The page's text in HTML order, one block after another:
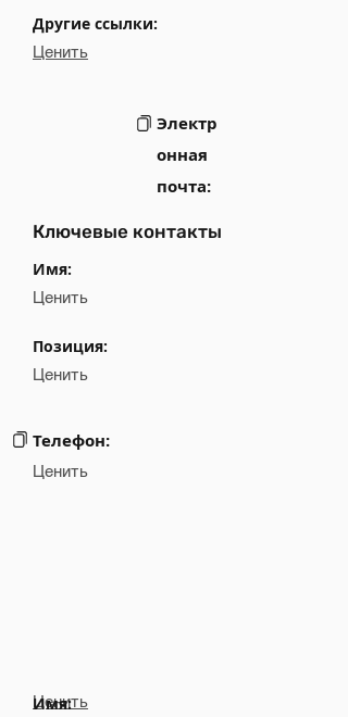
Другие ссылки:
Ценить
Электр
онная
почта:
Ключевые контакты
Имя:
Ценить
Позиция:
Ценить
Телефон:
Ценить
Ценить
Имя: